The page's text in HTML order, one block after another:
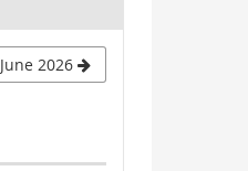
June 2026